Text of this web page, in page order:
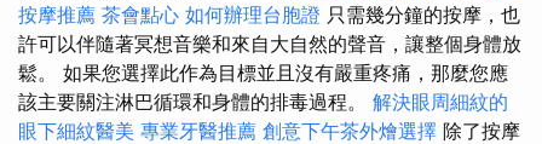
按摩推薦 茶會點心 如何辦理台胞證 只需幾分鐘的按摩，也
許可以伴隨著冥想音樂和來自大自然的聲音，讓整個身體放
鬆。 如果您選擇此作為目標並且沒有嚴重疼痛，那麼您應
該主要關注淋巴循環和身體的排毒過程。 解決眼周細紋的
眼下細紋醫美 專業牙醫推薦 創意下午茶外燴選擇 除了按摩